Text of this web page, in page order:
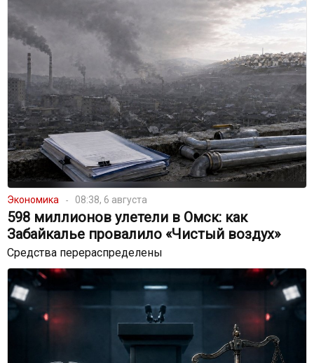
Экономика 08:38, 6 августа
598 миллионов улетели в Омск: как
Забайкалье провалило «Чистый воздух»
Средства перераспределены